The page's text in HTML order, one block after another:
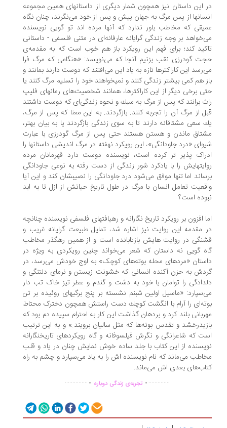
در این داستان نیز همچون شمار دیگری از داستانهای همین مجموعه
انسانها از پس مرگ به جهان پیش و پس از خود می‌نگرند، چنان نگاه
عمیقی که مخاطب باور ندارد که آنها مرده اند تو گویی نویسنده
می‌خواهد بر وجه زندگی گرایانه عارفانه‌ای در متنی فلسفی - داستانی
تاکید کند؛ برای فهم این رویکرد باز هم خوب است که به مقدمه‌ی
حجت گودرزی نقب بزنیم آنجا که می‌نویسد: «هنگامی که مرگ فرا
می‌رسد این کاراکترها تازه به یاد این می‌افتند که دوست دارند بمانند و
باز هم کمی بیشتر زندگی کنند و نمیخواهند خود را تسلیم مرگ کنند یا
حتی برخی دیگر از این کاراکترها، همانند شخصیت‌های رمانهای فلیپ
راث برانند که پس از مرگ به سبك و نحوه زندگی‌ای که دوست داشتند
قبل از مرگ آن را تجربه کنند. بازگردند. به این معنا که پس از مرگ،
يك سعی مشتاقانه دارند تا به سوی زندگی بازگردند یا به بیان بهتر،
مشتاق ماندن و هستن هستند حتی پس از مرگ گودرزی با عبارت
شیوای «درد جاودانگی»، این رویکرد نهفته در مرگ اندیشی داستانها را
ادراک پذیر تر کرده است، نویسنده دوست دارد قهرمانان مرده
روایتهایش را با یادکرد شور زندگی از دست رفته به نوعی جاودانگی
برساند اما تنها موفق می‌شود درد جاودانگی را نصیبشان کند و این آیا
واقعیت تعامل انسان با مرگ در طول تاریخ حیاتش از ازل تا به ابد
نبوده است؟
اما افزون بر رویکرد تاریخ نگارانه و رهیافتهای فلسفی نویسنده چنانچه
در مقدمه این روایت نیز اشاره شد، تمایل طبیعت گرایانه غریب و
قشنگی در روایت هایش بازتابانده است و از همین رهگذر مخاطب
گاه گویی نه داستان که شعر می‌خواند چنین رویکردی به ویژه در
داستان «مردهای محله بوته‌های کوچک» به اوج خودش می‌رسد، در
گردش به حزن آکنده انسانی که خشونت زیستن و نرمای دلتنگی و
دلدادگی را توامان با خود به دشت و گندم و عطر تیز خاک تب دار
می‌سپارد: «ماسیل اولین شبنم نشسته بر پنج برگیهای روئیده بر تن
بوته‌ای را آرام با انگشت كوچك دست راستش همچون دخترک محتاط
مهربانی بلند کرد و بردهان گذاشت این کار به احترام سپیده دم بود که
بازیدرخشد و تقدس بوته‌ها که مثل سالیان برویند.» و به این ترتیب
است که شاعرانگی و نگرش فیلسوفانه و گاه رویکردهای تاریخنگارانه
نویسنده از این کتاب با جلد ساده خوش نمایش چنان در یاد و قلب
مخاطب می‌ماند که نام نویسنده اش را به یاد می‌سپارد و چشم به راه
کتاب‌های بعدی اش می‌ماند.
............... . تجربه‌ی زندگی دوباره...............